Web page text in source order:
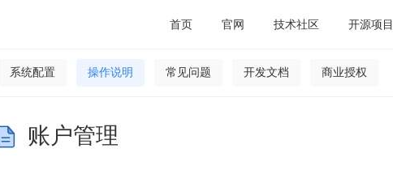
首页 官网 技术社区 开源项目
系统配置 操作说明 常见问题 开发文档 商业授权
账户管理